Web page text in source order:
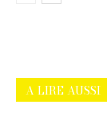
A LIRE AUSSI